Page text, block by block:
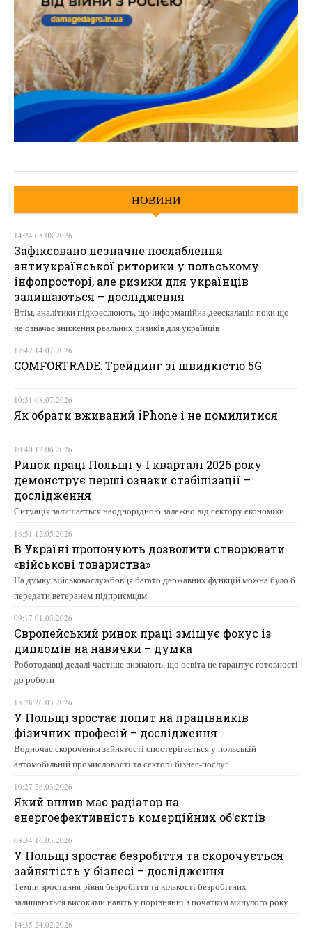
НОВИНИ
14:24 05.08.2026
Зафіксовано незначне послаблення
антиукраїнської риторики у польському
інфопросторі, але ризики для українців
залишаються – дослідження
Втім, аналітики підкреслюють, що інформаційна деескалація поки що
не означає зниження реальних ризиків для українців
17:42 14.07.2026
COMFORTRADE: Трейдинг зі швидкістю 5G
10:51 08.07.2026
Як обрати вживаний iPhone і не помилитися
10:40 12.06.2026
Ринок праці Польщі у І кварталі 2026 року
демонструє перші ознаки стабілізації –
дослідження
Ситуація залишається неоднорідною залежно від сектору економіки
18:51 12.05.2026
В Україні пропонують дозволити створювати
«військові товариства»
На думку військовослужбовця багато державних функцій можна було б
передати ветеранам-підприємцям
09:17 01.05.2026
Європейський ринок праці зміщує фокус із
дипломів на навички – думка
Роботодавці дедалі частіше визнають, що освіта не гарантує готовності
до роботи
15:28 26.03.2026
У Польщі зростає попит на працівників
фізичних професій – дослідження
Водночас скорочення зайнятості спостерігається у польській
автомобільній промисловості та секторі бізнес-послуг
10:27 26.03.2026
Який вплив має радіатор на
енергоефективність комерційних об’єктів
08:34 16.03.2026
У Польщі зростає безробіття та скорочується
зайнятість у бізнесі – дослідження
Темпи зростання рівня безробіття та кількості безробітних
залишаються високими навіть у порівнянні з початком минулого року
14:35 24.02.2026